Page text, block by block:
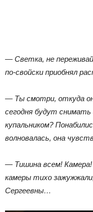
— Светка, не
по-свойски приобнял
— Ты смотри, откуда
сегодня будут
купальником?
волновалась, она
— Тишина всем! Камера!
камеры тихо
Сергеевны…